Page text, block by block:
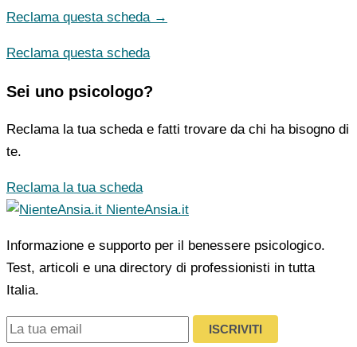
Reclama questa scheda →
Reclama questa scheda
Sei uno psicologo?
Reclama la tua scheda e fatti trovare da chi ha bisogno di
te.
Reclama la tua scheda
NienteAnsia.it
Informazione e supporto per il benessere psicologico.
Test, articoli e una directory di professionisti in tutta
Italia.
ISCRIVITI